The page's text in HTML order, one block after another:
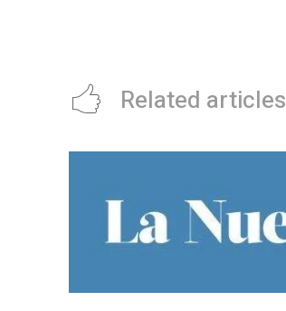
Related articles